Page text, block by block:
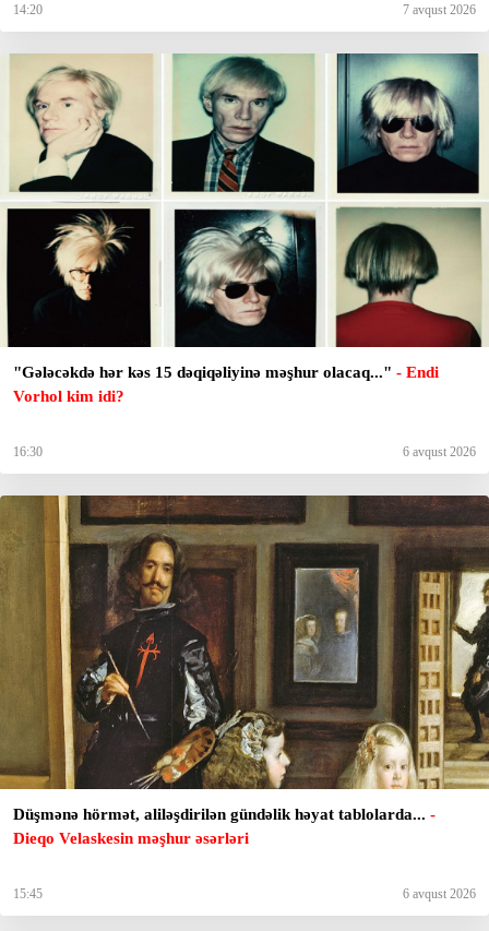
14:20 7 avqust 2026
"Gələcəkdə hər kəs 15 dəqiqəliyinə məşhur olacaq..." - Endi
Vorhol kim idi?
16:30 6 avqust 2026
Düşmənə hörmət, aliləşdirilən gündəlik həyat tablolarda... -
Dieqo Velaskesin məşhur əsərləri
15:45 6 avqust 2026